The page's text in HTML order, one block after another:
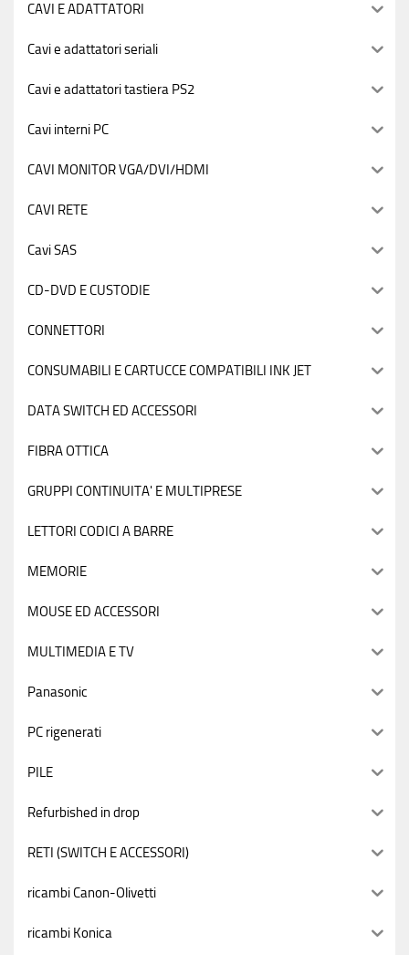
CAVI E ADATTATORI
Cavi e adattatori seriali
Cavi e adattatori tastiera PS2
Cavi interni PC
CAVI MONITOR VGA/DVI/HDMI
CAVI RETE
Cavi SAS
CD-DVD E CUSTODIE
CONNETTORI
CONSUMABILI E CARTUCCE COMPATIBILI INK JET
DATA SWITCH ED ACCESSORI
FIBRA OTTICA
GRUPPI CONTINUITA' E MULTIPRESE
LETTORI CODICI A BARRE
MEMORIE
MOUSE ED ACCESSORI
MULTIMEDIA E TV
Panasonic
PC rigenerati
PILE
Refurbished in drop
RETI (SWITCH E ACCESSORI)
ricambi Canon-Olivetti
ricambi Konica